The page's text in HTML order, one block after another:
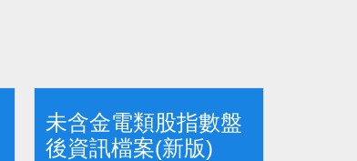
未含金電類股指數盤
後資訊檔案(新版)